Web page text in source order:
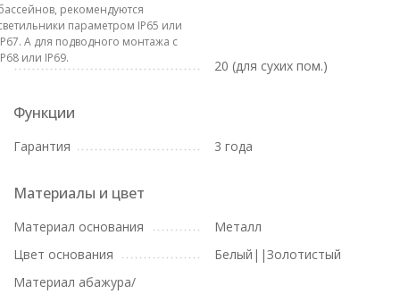
рекомендуются
параметром IP65 или
А для подводного монтажа с
или IP69.
20 (для сухих пом.)
Функции
Гарантия 3 года
Материалы и цвет
Материал основания
Металл
Цвет основания
Белый||Золотистый
Материал абажура/